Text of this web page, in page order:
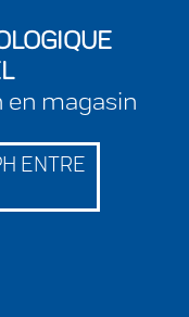
magasin
ENTRE